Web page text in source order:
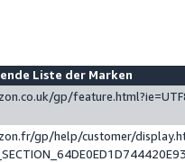
Liste der Marken
gp/
gp/help/customer/